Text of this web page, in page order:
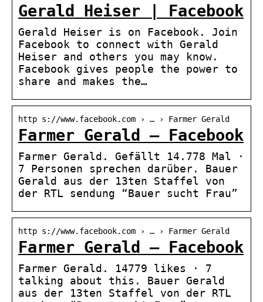
Gerald Heiser | Facebook
Gerald Heiser is on Facebook. Join
Facebook to connect with Gerald
Heiser and others you may know.
Facebook gives people the power to
share and makes the…
http s://www.facebook.com › … › Farmer Gerald
Farmer Gerald – Facebook
Farmer Gerald. Gefällt 14.778 Mal ·
7 Personen sprechen darüber. Bauer
Gerald aus der 13ten Staffel von
der RTL sendung “Bauer sucht Frau”
http s://www.facebook.com › … › Farmer Gerald
Farmer Gerald – Facebook
Farmer Gerald. 14779 likes · 7
talking about this. Bauer Gerald
aus der 13ten Staffel von der RTL